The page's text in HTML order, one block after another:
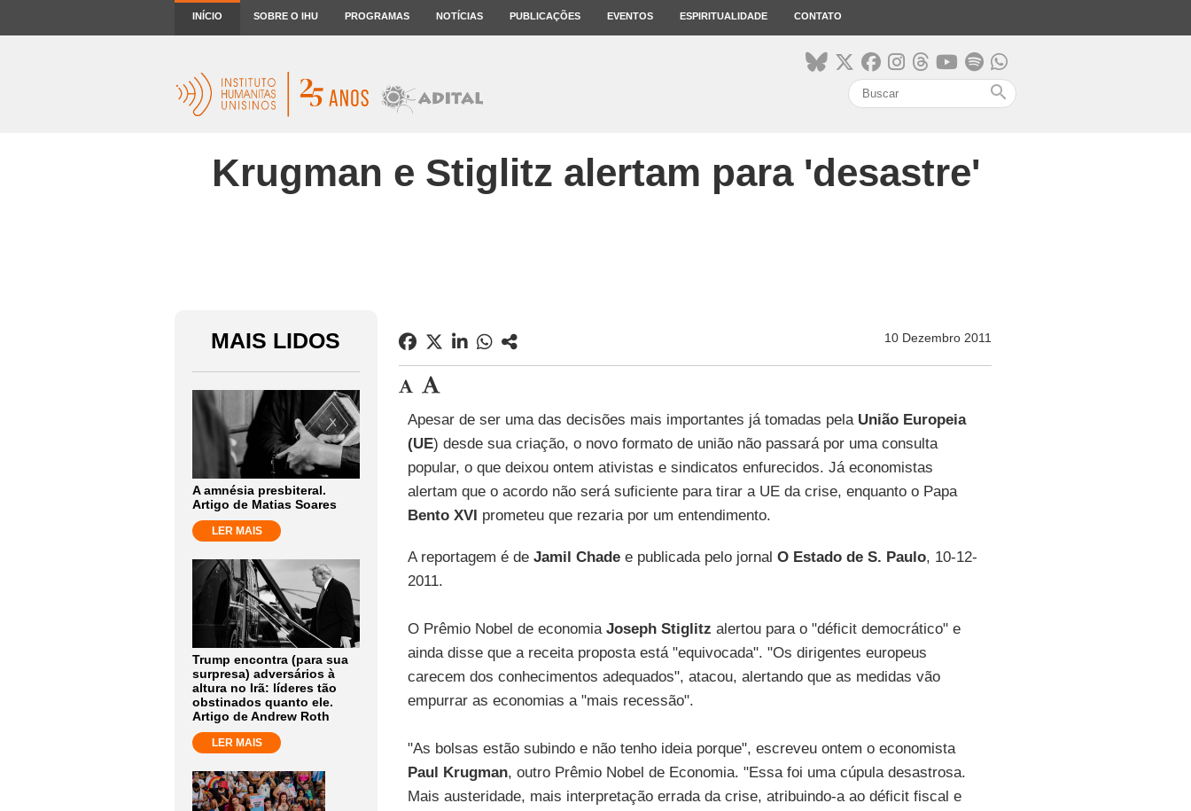
INÍCIO SOBRE O IHU PROGRAMAS NOTÍCIAS PUBLICAÇÕES EVENTOS ESPIRITUALIDADE CONTATO
search
Krugman e Stiglitz alertam para 'desastre'
MAIS LIDOS
A amnésia presbiteral.
Artigo de Matias Soares
LER MAIS
Trump encontra (para sua
surpresa) adversários à
altura no Irã: líderes tão
obstinados quanto ele.
Artigo de Andrew Roth
LER MAIS
10 Dezembro 2011
Apesar de ser uma das decisões mais importantes já tomadas pela União Europeia
(UE) desde sua criação, o novo formato de união não passará por uma consulta
popular, o que deixou ontem ativistas e sindicatos enfurecidos. Já economistas
alertam que o acordo não será suficiente para tirar a UE da crise, enquanto o Papa
Bento XVI prometeu que rezaria por um entendimento.
A reportagem é de Jamil Chadee publicada pelo jornal O Estado de S. Paulo, 10-12-
2011.
O Prêmio Nobel de economia Joseph Stiglitz alertou para o "déficit democrático" e
ainda disse que a receita proposta está "equivocada". "Os dirigentes europeus
carecem dos conhecimentos adequados", atacou, alertando que as medidas vão
empurrar as economias a "mais recessão".
"As bolsas estão subindo e não tenho ideia porque", escreveu ontem o economista
Paul Krugman, outro Prêmio Nobel de Economia. "Essa foi uma cúpula desastrosa.
Mais austeridade, mais interpretação errada da crise, atribuindo-a ao déficit fiscal e